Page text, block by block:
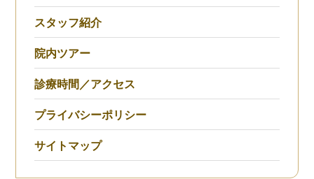
スタッフ紹介
院内ツアー
診療時間／アクセス
プライバシーポリシー
サイトマップ